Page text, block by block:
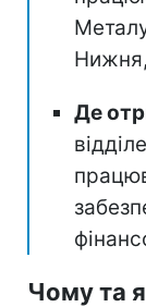
Нижня,
Де
Чому та